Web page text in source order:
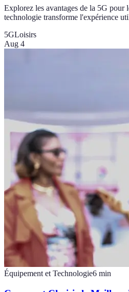
Explorez les avantages de la 5G pour
technologie transforme l'expérience
5GLoisirs
Aug 4
Équipement et Technologie6 min